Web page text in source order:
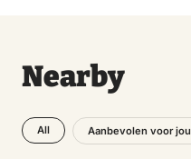
Nearby
All Aanbevolen voor jou